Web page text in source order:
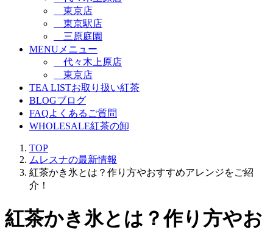
東京店
東京駅店
三原庭園
MENUメニュー
代々木上原店
東京店
TEA LISTお取り扱い紅茶
BLOGブログ
FAQよくあるご質問
WHOLESALE紅茶の卸
TOP
ムレスナの最新情報
紅茶かき氷とは？作り方やおすすめアレンジをご紹
介！
紅茶かき氷とは？作り方やお